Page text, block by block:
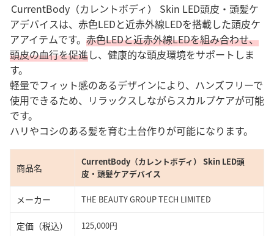
CurrentBody（カレントボディ） Skin LED頭皮・頭髪ケ
アデバイスは、赤色LEDと近赤外線LEDを搭載した頭皮ケ
アアイテムです。 赤色LEDと近赤外線LEDを組み合わせ、
頭皮の血行を促進し、健康的な頭皮環境をサポートしま
す。
軽量でフィット感のあるデザインにより、ハンズフリーで
使用できるため、リラックスしながらスカルプケアが可能
です。
ハリやコシのある髪を育む土台作りが可能になります。
商品名
CurrentBody（カレントボディ） Skin LED頭
皮・頭髪ケアデバイス
メーカー THE BEAUTY GROUP TECH LIMITED
定価（税込） 125,000円